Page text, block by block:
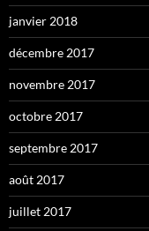
janvier 2018
décembre 2017
novembre 2017
octobre 2017
septembre 2017
août 2017
juillet 2017